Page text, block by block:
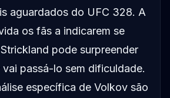
aguardados do UFC 328. A
os fãs a indicarem se
pode surpreender
vai passá-lo sem dificuldade.
específica de Volkov são